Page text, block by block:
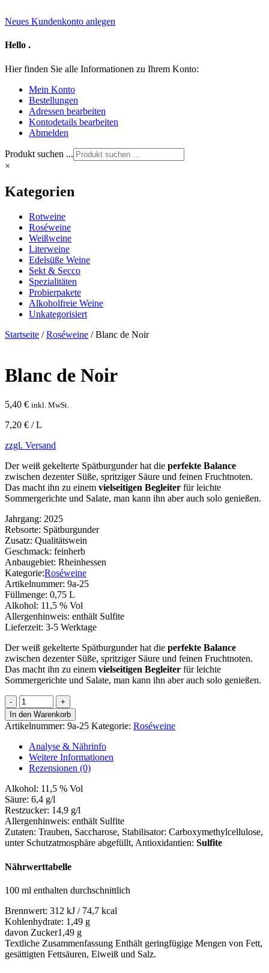
Neues Kundenkonto anlegen
Hello .
Hier finden Sie alle Informationen zu Ihrem Konto:
Mein Konto
Bestellungen
Adressen bearbeiten
Kontodetails bearbeiten
Abmelden
Produkt suchen ...
×
Kategorien
Rotweine
Roséweine
Weißweine
Literweine
Edelsüße Weine
Sekt & Secco
Spezialitäten
Probierpakete
Alkoholfreie Weine
Unkategorisiert
Startseite /Roséweine / Blanc de Noir
Blanc de Noir
5,40 € inkl. MwSt.
7,20 € / L
zzgl. Versand
Der weiß gekelterte Spätburgunder hat die perfekte Balance
zwischen dezenter Süße, spritziger Säure und feinen Fruchtnoten.
Das macht ihn zu einem vielseitigen Begleiter für leichte
Sommergerichte und Salate, man kann ihn aber auch solo genießen.
Jahrgang: 2025
Rebsorte: Spätburgunder
Zusatz: Qualitätswein
Geschmack: feinherb
Anbaugebiet: Rheinhessen
Kategorie:Roséweine
Artikelnummer: 9a-25
Füllmenge: 0,75 L
Alkohol: 11,5 % Vol
Allergenhinweis: enthält Sulfite
Lieferzeit: 3-5 Werktage
Der weiß gekelterte Spätburgunder hat die perfekte Balance
zwischen dezenter Süße, spritziger Säure und feinen Fruchtnoten.
Das macht ihn zu einem vielseitigen Begleiter für leichte
Sommergerichte und Salate, man kann ihn aber auch solo genießen.
Blanc
de
Noir
Menge
In den Warenkorb
Artikelnummer: 9a-25 Kategorie: Roséweine
Analyse & Nährinfo
Weitere Informationen
Rezensionen (0)
Alkohol: 11,5 % Vol
Säure: 6,4 g/l
Restzucker: 14,9 g/l
Allergenhinweis: enthält Sulfite
Zutaten: Trauben, Saccharose, Stabilisator: Carboxymethylcellulose,
unter Schutzatmosphäre abgefüllt, Antioxidantien: Sulfite
Nährwerttabelle
100 ml enthalten durchschnittlich
Brennwert: 312 kJ / 74,7 kcal
Kohlenhydrate: 1,49 g
davon Zucker1,49 g
Textliche Zusammenfassung Enthält geringfügige Mengen von Fett,
gesättigten Fettsäuren, Eiweiß und Salz.